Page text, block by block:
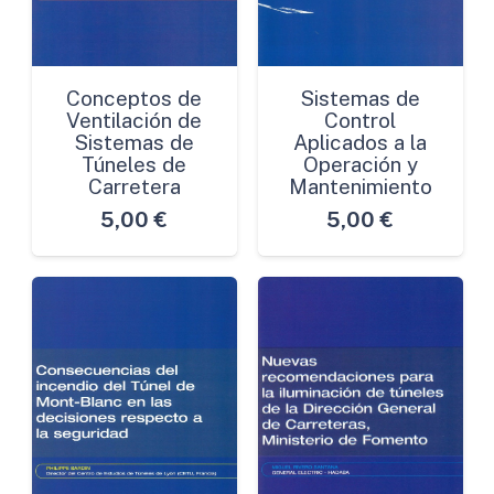
Conceptos de
Ventilación de
Sistemas de
Túneles de
Carretera
5,00 €
Sistemas de
Control
Aplicados a la
Operación y
Mantenimiento
5,00 €